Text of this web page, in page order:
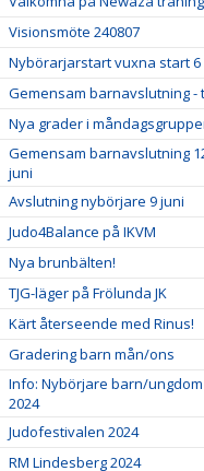
Visionsmöte 240807
Nybörarjarstart vuxna start 6
Gemensam barnavslutning -
Nya grader i
Gemensam barnavslutning
juni
Avslutning nybörjare 9 juni
Judo4Balance på IKVM
Nya brunbälten!
TJG-läger på Frölunda JK
Kärt återseende med Rinus!
Gradering barn mån/ons
Info: Nybörjare barn/
2024
Judofestivalen 2024
RM Lindesberg 2024